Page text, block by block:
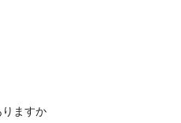
ますか